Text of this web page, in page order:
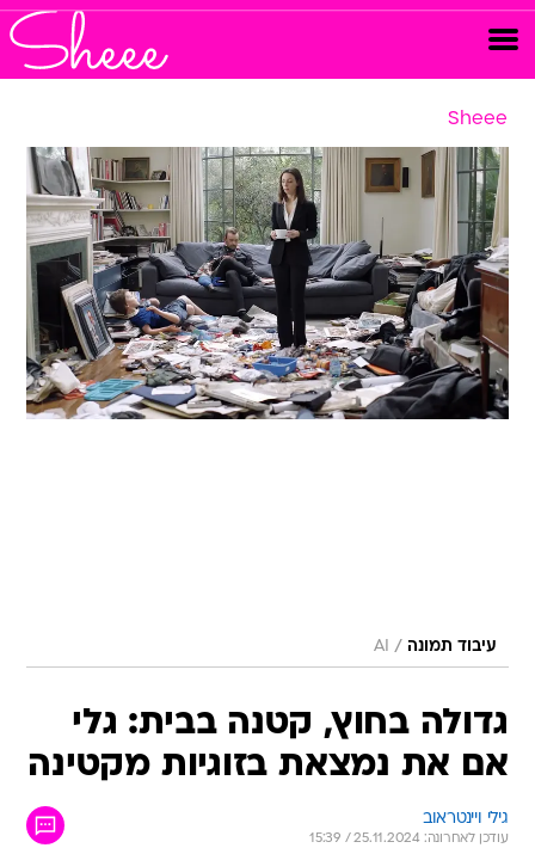
Sheee
עיבוד תמונה /
AI
גדולה בחוץ, קטנה בבית: גלי
אם את נמצאת בזוגיות מקטינה
גילי ויינטראוב
עודכן לאחרונה: 25.11.2024 / 15:39